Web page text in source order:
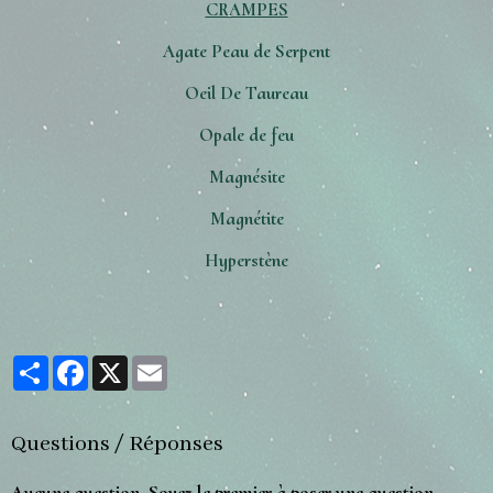
CRAMPES
Agate Peau de Serpent
Oeil De Taureau
Opale de feu
Magnésite
Magnétite
Hyperstène
PartagerFacebook
X
Questions / Réponses